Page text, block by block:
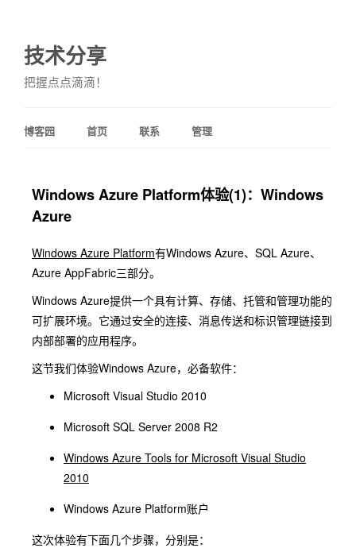
技术分享
把握点点滴滴！
博客园 首页 联系 管理
Windows Azure Platform体验(1)：Windows
Azure
Windows Azure Platform有Windows Azure、SQL Azure、
Azure AppFabric三部分。
Windows Azure提供一个具有计算、存储、托管和管理功能的
可扩展环境。它通过安全的连接、消息传送和标识管理链接到
内部部署的应用程序。
这节我们体验Windows Azure，必备软件：
Microsoft Visual Studio 2010
Microsoft SQL Server 2008 R2
Windows Azure Tools for Microsoft Visual Studio
2010
Windows Azure Platform账户
这次体验有下面几个步骤，分别是：